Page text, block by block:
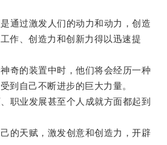
过激发人们的动力和动力，创造
作、创造力和创新力得以迅速提
的装置中时，他们将会经历一种
到自己不断进步的巨大力量。
业发展甚至个人成就方面都起到
天赋，激发创意和创造力，开辟